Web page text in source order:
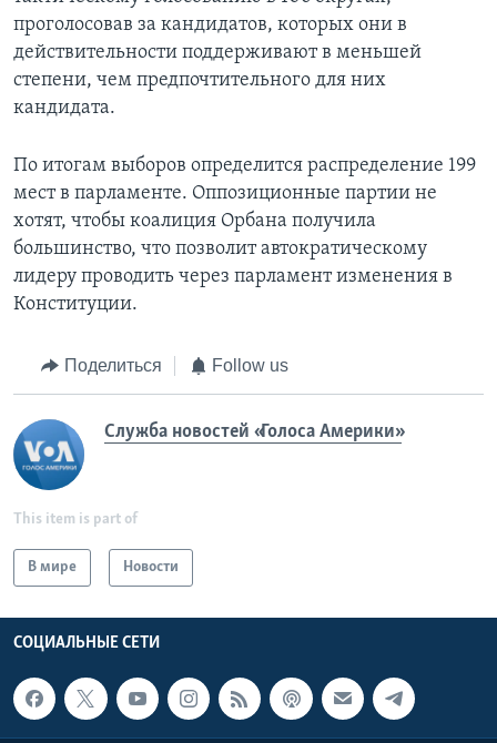
проголосовав за кандидатов, которых они в
действительности поддерживают в меньшей
степени, чем предпочтительного для них
кандидата.
По итогам выборов определится распределение 199
мест в парламенте. Оппозиционные партии не
хотят, чтобы коалиция Орбана получила
большинство, что позволит автократическому
лидеру проводить через парламент изменения в
Конституции.
Поделиться Follow us
Служба новостей «Голоса Америки»
This item is part of
В мире Новости
СОЦИАЛЬНЫЕ СЕТИ